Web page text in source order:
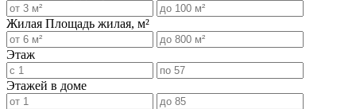
Жилая Площадь жилая, м²
Этаж
Этажей в доме